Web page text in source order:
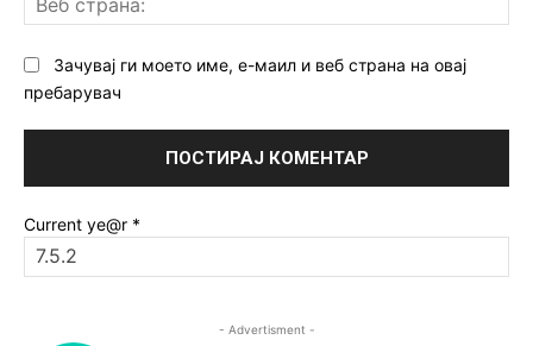
Зачувај ги моето име, е-маил и веб страна на овај
пребарувач
Current ye@r *
- Advertisment -